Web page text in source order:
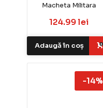
Macheta Militara
124.99 lei
Adaugă în coș
-14%